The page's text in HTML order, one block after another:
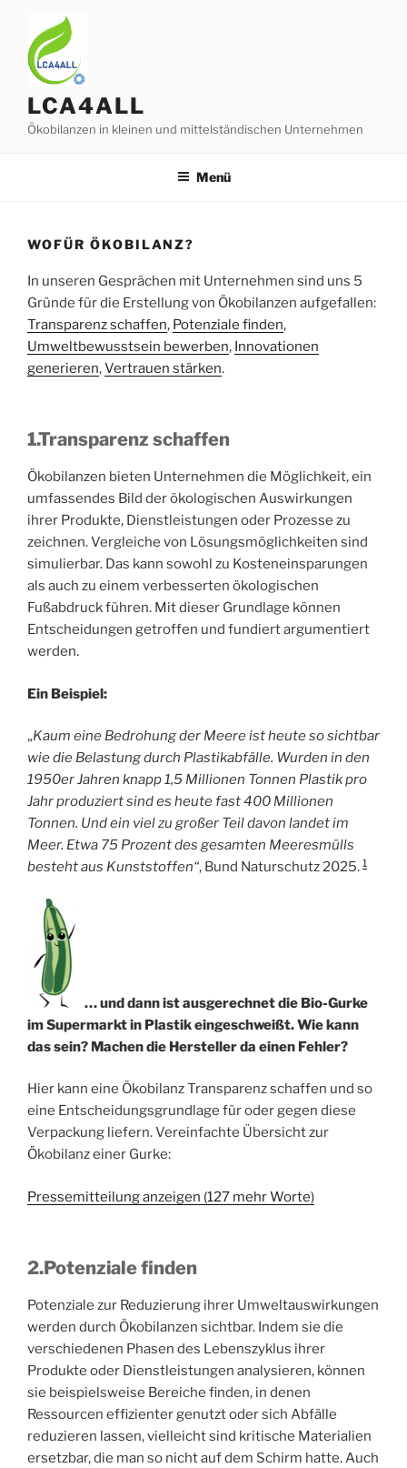
springen
LCA4ALL
Ökobilanzen in kleinen und mittelständischen Unternehmen
Menü
WOFÜR ÖKOBILANZ?
In unseren Gesprächen mit Unternehmen sind uns 5
Gründe für die Erstellung von Ökobilanzen aufgefallen:
Transparenz schaffen, Potenziale finden,
Umweltbewusstsein bewerben, Innovationen
generieren,Vertrauen stärken.
1.Transparenz schaffen
Ökobilanzen bieten Unternehmen die Möglichkeit, ein
umfassendes Bild der ökologischen Auswirkungen
ihrer Produkte, Dienstleistungen oder Prozesse zu
zeichnen. Vergleiche von Lösungsmöglichkeiten sind
simulierbar. Das kann sowohl zu Kosteneinsparungen
als auch zu einem verbesserten ökologischen
Fußabdruck führen. Mit dieser Grundlage können
Entscheidungen getroffen und fundiert argumentiert
werden.
Ein Beispiel:
„Kaum eine Bedrohung der Meere ist heute so sichtbar
wie die Belastung durch Plastikabfälle. Wurden in den
1950er Jahren knapp 1,5 Millionen Tonnen Plastik pro
Jahr produziert sind es heute fast 400 Millionen
Tonnen. Und ein viel zu großer Teil davon landet im
Meer. Etwa 75 Prozent des gesamten Meeresmülls
besteht aus Kunststoffen“, Bund Naturschutz 2025. 1
… und dann ist ausgerechnet die Bio-Gurke
im Supermarkt in Plastik eingeschweißt. Wie kann
das sein? Machen die Hersteller da einen Fehler?
Hier kann eine Ökobilanz Transparenz schaffen und so
eine Entscheidungsgrundlage für oder gegen diese
Verpackung liefern. Vereinfachte Übersicht zur
Ökobilanz einer Gurke:
Pressemitteilung anzeigen (127 mehr Worte)
2.Potenziale finden
Potenziale zur Reduzierung ihrer Umweltauswirkungen
werden durch Ökobilanzen sichtbar. Indem sie die
verschiedenen Phasen des Lebenszyklus ihrer
Produkte oder Dienstleistungen analysieren, können
sie beispielsweise Bereiche finden, in denen
Ressourcen effizienter genutzt oder sich Abfälle
reduzieren lassen, vielleicht sind kritische Materialien
ersetzbar, die man so nicht auf dem Schirm hatte. Auch